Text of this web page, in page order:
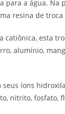
para a água.
resina de troca
catiônica, esta
alumínio,
íons
nitrito, fosfato,